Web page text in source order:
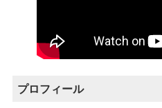
プロフィール